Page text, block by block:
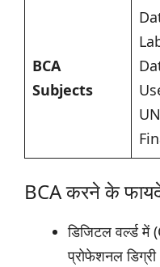
BCA
Subjects
BCA करने के
डिजिटल वर्ल्ड
प्रोफेशनल डिग्री